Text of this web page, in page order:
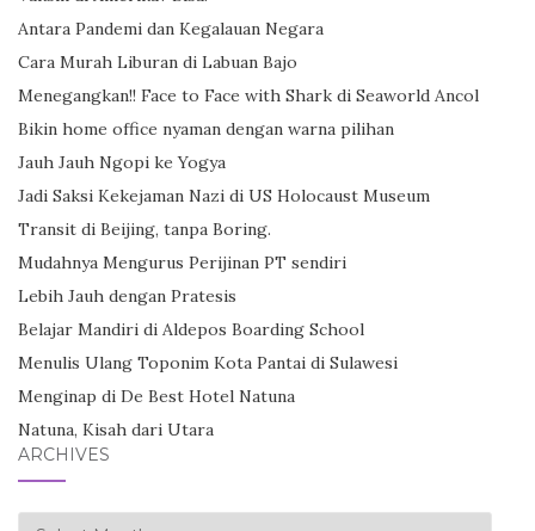
Antara Pandemi dan Kegalauan Negara
Cara Murah Liburan di Labuan Bajo
Menegangkan!! Face to Face with Shark di Seaworld Ancol
Bikin home office nyaman dengan warna pilihan
Jauh Jauh Ngopi ke Yogya
Jadi Saksi Kekejaman Nazi di US Holocaust Museum
Transit di Beijing, tanpa Boring.
Mudahnya Mengurus Perijinan PT sendiri
Lebih Jauh dengan Pratesis
Belajar Mandiri di Aldepos Boarding School
Menulis Ulang Toponim Kota Pantai di Sulawesi
Menginap di De Best Hotel Natuna
Natuna, Kisah dari Utara
ARCHIVES